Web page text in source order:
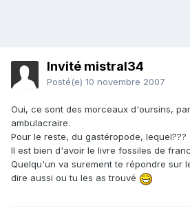
Invité mistral34
Posté(e) 10 novembre 2007
Oui, ce sont des morceaux d'oursins,
ambulacraire.
Pour le reste, du gastéropode, lequel???
Il est bien d'avoir le livre fossiles de
Quelqu'un va surement te répondre sur
dire aussi ou tu les as trouvé